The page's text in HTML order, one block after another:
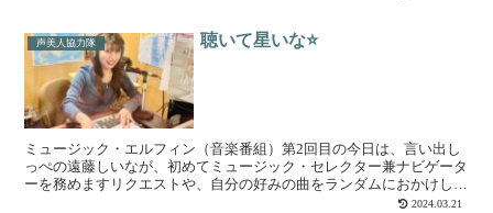
声美人協力隊 聴いて星いな⭐️
ミュージック・エルフィン（音楽番組）第2回目の今日は、言い出し
っぺの遠藤しいなが、初めてミュージック・セレクター兼ナビゲータ
ーを務めますリクエストや、自分の好みの曲をランダムにおかけしま
す新しい曲、知らなかった古い曲に出会うチャンス！第３・...2024.03.21